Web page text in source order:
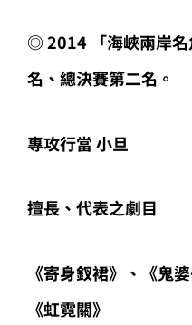
◎ 2014 「海峽兩岸名
名、總決賽第二名。
專攻行當小旦
擅長、代表之劇目
《寄身釵裙》、《鬼
《虹霓關》